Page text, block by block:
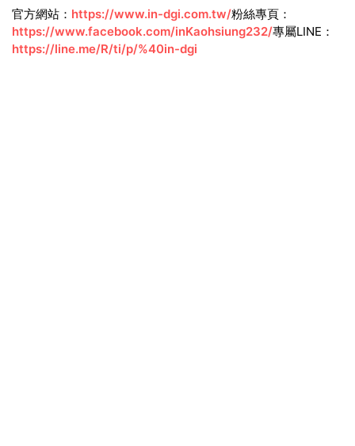
官方網站： https://www.in-dgi.com.tw/粉絲專頁：
https://www.facebook.com/inKaohsiung232/專屬LINE：
https://line.me/R/ti/p/%40in-dgi